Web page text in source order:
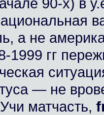
а не
1999 гг
— не
матчасть,